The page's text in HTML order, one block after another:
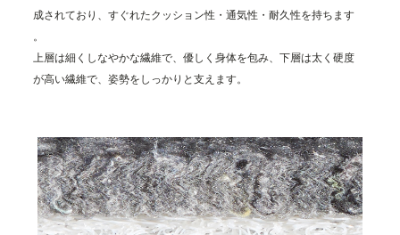
成されており 、 すぐれたク ッシ ョン性・ 通気性・ 耐久性を持ちます
。
上層は細 く しなやかな繊維で、 優し く 身体を包み、 下層は太く 硬度
が高い繊維で、 姿勢をしっかり と支え ます。